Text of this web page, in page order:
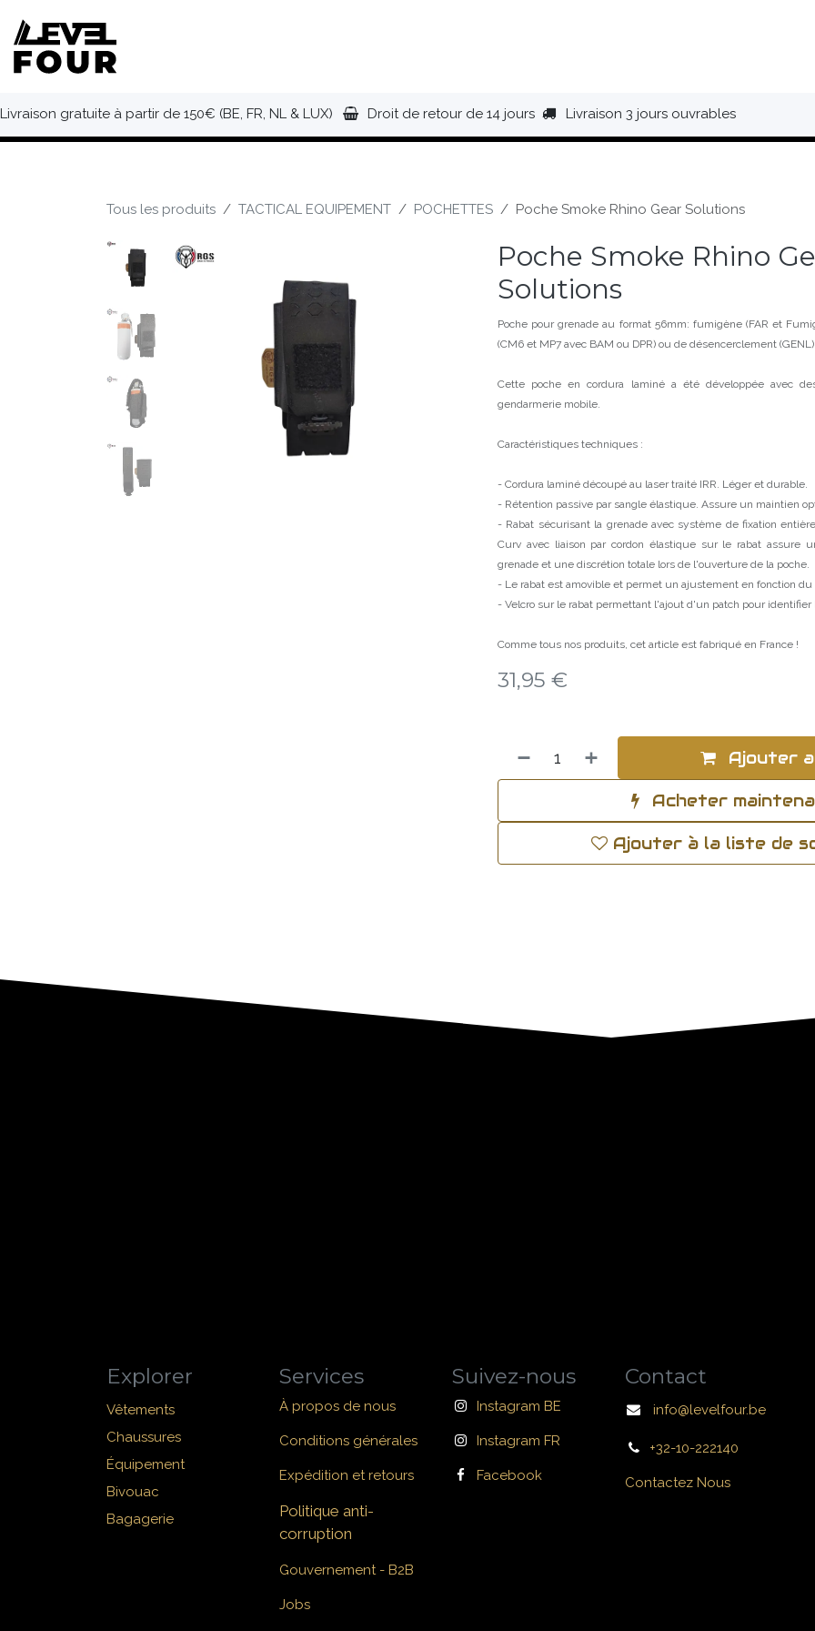
Livraison gratuite à partir de 150€ (BE, FR, NL & LUX) Droit de retour de 14 jours Livraison 3 jours ouvrables
Tous les produits TACTICAL EQUIPEMENT POCHETTES Poche Smoke Rhino Gear Solutions
Poche Smoke Rhino
Solutions
Poche pour grenade au format 56mm: fumigène (FAR et
(CM6 et MP7 avec BAM ou DPR) ou de désencerclement (GENL)
Cette poche en cordura laminé a été développée avec
gendarmerie mobile.
Caractéristiques techniques :
- Cordura laminé découpé au laser traité IRR. Léger et durable.
- Rétention passive par sangle élastique. Assure un maintien
- Rabat sécurisant la grenade avec système de fixation
Curv avec liaison par cordon élastique sur le rabat assure
grenade et une discrétion totale lors de l'ouverture de la poche.
- Le rabat est amovible et permet un ajustement en fonction
- Velcro sur le rabat permettant l'ajout d'un patch pour identifier
Comme tous nos produits, cet article est fabriqué en France !
31,95 €
Ajouter
Acheter
Ajouter à la liste de
Explorer
Vêtements
Chaussures
Équipement
Bivouac
Bagagerie
Services
À propos de nous
Conditions générales
Expédition et retours
Politique anti-
corruption
Gouvernement - B2B
Jobs
Suivez-nous
Instagram BE
Instagram FR
Facebook
Contact
info@levelfour.be
+32-10-222140
Contactez Nous